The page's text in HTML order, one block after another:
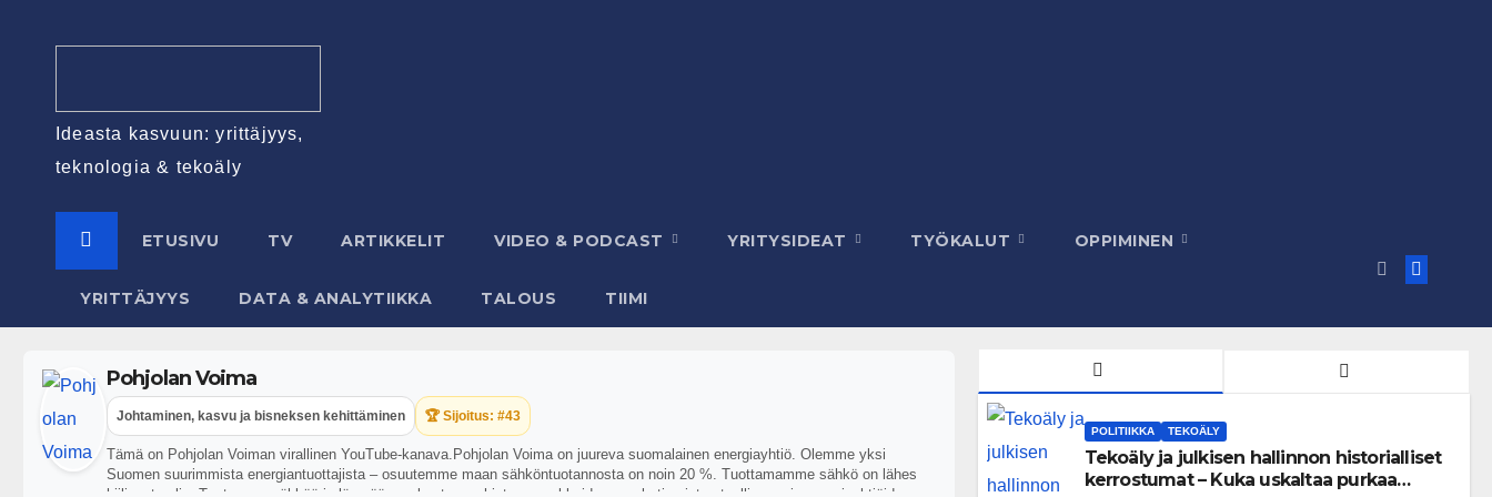
Ideasta kasvuun: yrittäjyys,
teknologia & tekoäly
ETUSIVU TV ARTIKKELIT VIDEO & PODCAST YRITYSIDEAT TYÖKALUT OPPIMINEN
YRITTÄJYYS DATA & ANALYTIIKKA TALOUS TIIMI
Pohjolan Voima
Johtaminen, kasvu ja bisneksen kehittäminen 🏆 Sijoitus: #43
Tämä on Pohjolan Voiman virallinen YouTube-kanava.Pohjolan Voima on juureva suomalainen energiayhtiö. Olemme yksi
Suomen suurimmista energiantuottajista – osuutemme maan sähköntuotannosta on noin 20 %. Tuottamamme sähkö on lähes
POLITIIKKA TEKOÄLY
Tekoäly ja julkisen hallinnon historialliset
kerrostumat – Kuka uskaltaa purkaa